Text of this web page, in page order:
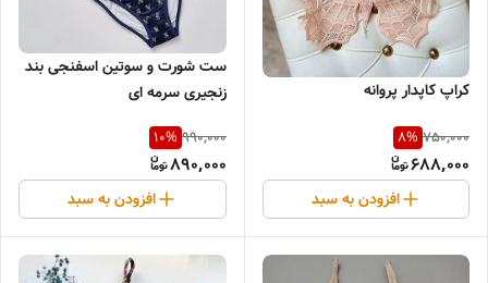
کراپ کاپدار پروانه
750,000
8%
688,000
افزودن به سبد
ست شورت و سوتین اسفنجی بند
زنجیری سرمه ای
990,000
10%
890,000
افزودن به سبد